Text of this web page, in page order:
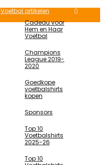
Voetbal artikelen
Cadeau voor
Hem en Haar
Voetbal
Champions
League 2019-
2020
Goedkope
voetbalshirts
kopen
Sponsors
Top 10
Voetbalshirts
2025-26
Top 10